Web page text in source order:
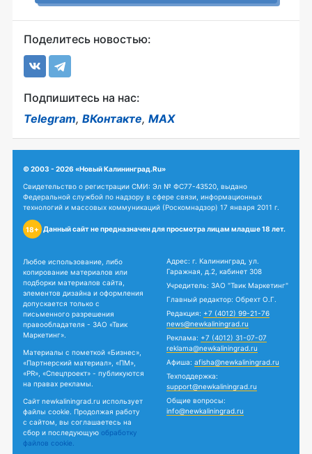
Поделитесь новостью:
Подпишитесь на нас:
Telegram, ВКонтакте, MAX
© 2003 - 2026 «Новый Калининград.Ru»
Свидетельство о регистрации СМИ: Эл № ФС77-43520, выдано
Федеральной службой по надзору в сфере связи, информационных
технологий и массовых коммуникаций (Роскомнадзор) 17 января 2011 г.
18+ Данный сайт не предназначен для просмотра лицам младше 18 лет.
Любое использование, либо
копирование материалов или
подборки материалов сайта,
элементов дизайна и оформления
допускается только с
письменного разрешения
правообладателя - ЗАО «Твик
Маркетинг».
Материалы с пометкой «Бизнес»,
«Партнерский материал», «ПМ»,
«PR», «Спецпроект» - публикуются
на правах рекламы.
Сайт newkaliningrad.ru использует
файлы cookie. Продолжая работу
с сайтом, вы соглашаетесь на
сбор и последующую обработку
файлов cookie.
Адрес: г. Калининград, ул.
Гаражная, д.2, кабинет 308
Учредитель: ЗАО "Твик Маркетинг"
Главный редактор: Обрехт О.Г.
Редакция: +7 (4012) 99-21-76
news@newkaliningrad.ru
Реклама: +7 (4012) 31-07-07
reklama@newkaliningrad.ru
Афиша: afisha@newkaliningrad.ru
Техподдержка:
support@newkaliningrad.ru
Общие вопросы:
info@newkaliningrad.ru